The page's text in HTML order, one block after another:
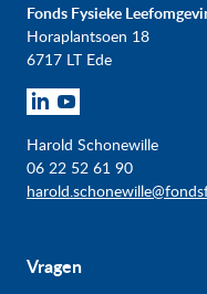
Fonds Fysieke
Horaplantsoen 18
6717 LT Ede
Harold Schonewille
06 22 52 61 90
Vragen